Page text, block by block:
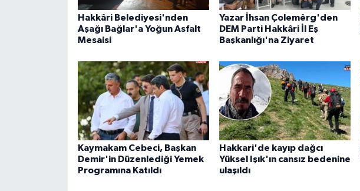
Hakkâri Belediyesi'nden
Aşağı Bağlar'a Yoğun Asfalt
Mesaisi
Yazar İhsan Çolemêrg'den
DEM Parti Hakkâri İl Eş
Başkanlığı'na Ziyaret
Kaymakam Cebeci, Başkan
Demir'in Düzenlediği Yemek
Programına Katıldı
Hakkari'de kayıp dağcı
Yüksel Işık'ın cansız bedenine
ulaşıldı